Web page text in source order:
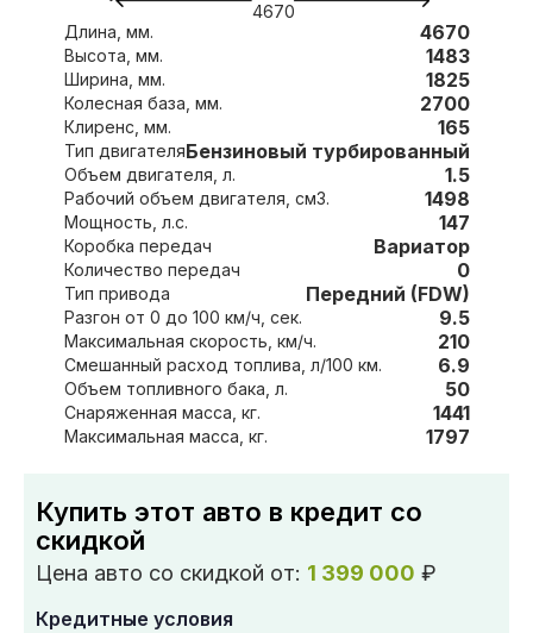
4670
Длина, мм. 4670
Высота, мм. 1483
Ширина, мм. 1825
Колесная база, мм. 2700
Клиренс, мм. 165
Тип двигателяБензиновый турбированный
Объем двигателя, л. 1.5
Рабочий объем двигателя, см3. 1498
Мощность, л.с. 147
Коробка передач Вариатор
Количество передач 0
Тип привода Передний (FDW)
Разгон от 0 до 100 км/ч, сек. 9.5
Максимальная скорость, км/ч. 210
Смешанный расход топлива, л/100 км. 6.9
Объем топливного бака, л. 50
Снаряженная масса, кг. 1441
Максимальная масса, кг. 1797
Купить этот авто в кредит со
скидкой
Цена авто со скидкой от: 1 399 000 ₽
Кредитные условия